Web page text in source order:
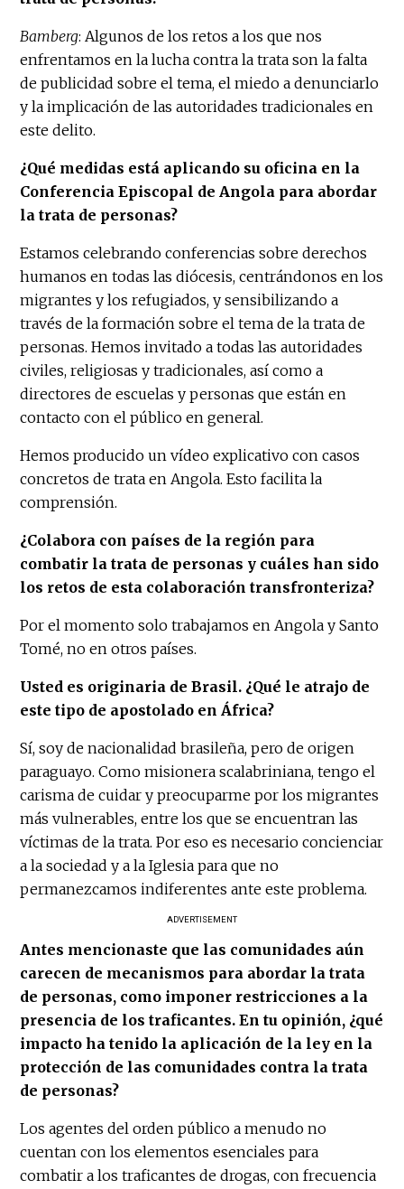
Bamberg: Algunos de los retos a los que nos
enfrentamos en la lucha contra la trata son la falta
de publicidad sobre el tema, el miedo a denunciarlo
y la implicación de las autoridades tradicionales en
este delito.
¿Qué medidas está aplicando su oficina en la
Conferencia Episcopal de Angola para abordar
la trata de personas?
Estamos celebrando conferencias sobre derechos
humanos en todas las diócesis, centrándonos en los
migrantes y los refugiados, y sensibilizando a
través de la formación sobre el tema de la trata de
personas. Hemos invitado a todas las autoridades
civiles, religiosas y tradicionales, así como a
directores de escuelas y personas que están en
contacto con el público en general.
Hemos producido un vídeo explicativo con casos
concretos de trata en Angola. Esto facilita la
comprensión.
¿Colabora con países de la región para
combatir la trata de personas y cuáles han sido
los retos de esta colaboración transfronteriza?
Por el momento solo trabajamos en Angola y Santo
Tomé, no en otros países.
Usted es originaria de Brasil. ¿Qué le atrajo de
este tipo de apostolado en África?
Sí, soy de nacionalidad brasileña, pero de origen
paraguayo. Como misionera scalabriniana, tengo el
carisma de cuidar y preocuparme por los migrantes
más vulnerables, entre los que se encuentran las
víctimas de la trata. Por eso es necesario concienciar
a la sociedad y a la Iglesia para que no
permanezcamos indiferentes ante este problema.
ADVERTISEMENT
Antes mencionaste que las comunidades aún
carecen de mecanismos para abordar la trata
de personas, como imponer restricciones a la
presencia de los traficantes. En tu opinión, ¿qué
impacto ha tenido la aplicación de la ley en la
protección de las comunidades contra la trata
de personas?
Los agentes del orden público a menudo no
cuentan con los elementos esenciales para
combatir a los traficantes de drogas, con frecuencia